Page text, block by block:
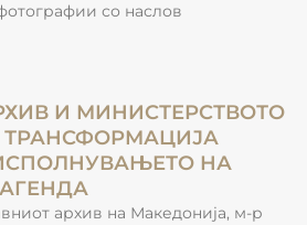
со наслов
И МИНИСТЕРСТВОТО
ТРАНСФОРМАЦИЈА
НА
архив на Македонија, м-р